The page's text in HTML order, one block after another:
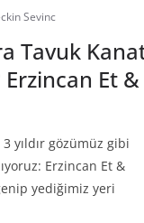
Sevinc
Tavuk
Et &
yıldır gözümüz gibi
Erzincan Et &
yediğimiz yeri